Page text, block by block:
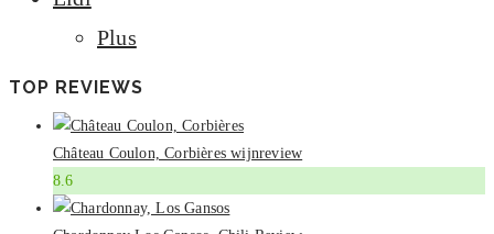
Plus
TOP REVIEWS
Château Coulon, Corbières wijnreview
8.6